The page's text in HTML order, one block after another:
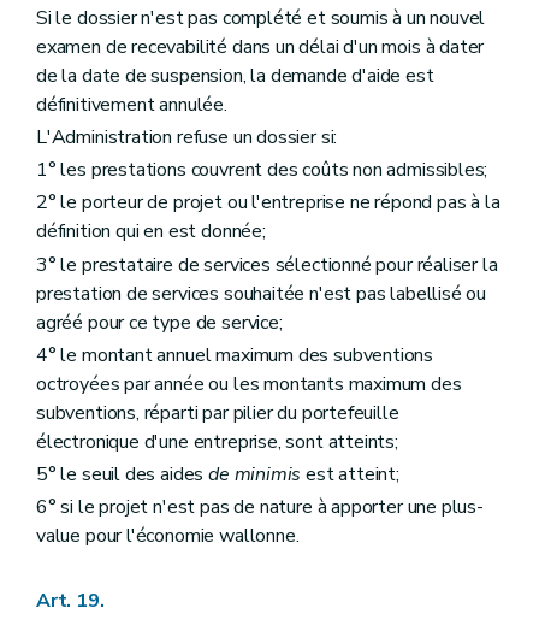
Si le dossier n'est pas complété et soumis à un nouvel
examen de recevabilité dans un délai d'un mois à dater
de la date de suspension, la demande d'aide est
définitivement annulée.
L'Administration refuse un dossier si:
1° les prestations couvrent des coûts non admissibles;
2° le porteur de projet ou l'entreprise ne répond pas à la
définition qui en est donnée;
3° le prestataire de services sélectionné pour réaliser la
prestation de services souhaitée n'est pas labellisé ou
agréé pour ce type de service;
4° le montant annuel maximum des subventions
octroyées par année ou les montants maximum des
subventions, réparti par pilier du portefeuille
électronique d'une entreprise, sont atteints;
5° le seuil des aidesde minimis est atteint;
6° si le projet n'est pas de nature à apporter une plus-
value pour l'économie wallonne.
Art. 19.